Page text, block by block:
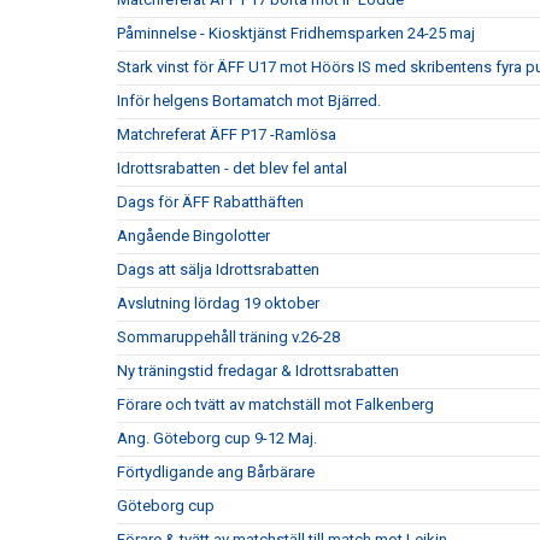
Påminnelse - Kiosktjänst Fridhemsparken 24-25 maj
Stark vinst för ÄFF U17 mot Höörs IS med skribentens fyra
Inför helgens Bortamatch mot Bjärred.
Matchreferat ÄFF P17 -Ramlösa
Idrottsrabatten - det blev fel antal
Dags för ÄFF Rabatthäften
Angående Bingolotter
Dags att sälja Idrottsrabatten
Avslutning lördag 19 oktober
Sommaruppehåll träning v.26-28
Ny träningstid fredagar & Idrottsrabatten
Förare och tvätt av matchställ mot Falkenberg
Ang. Göteborg cup 9-12 Maj.
Förtydligande ang Bårbärare
Göteborg cup